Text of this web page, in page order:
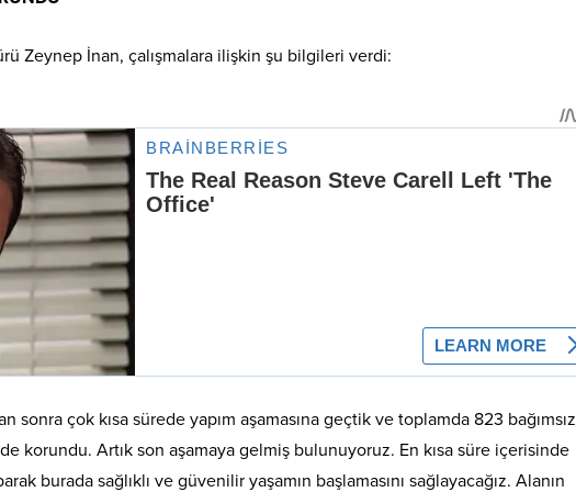
Zeynep İnan, çalışmalara ilişkin şu bilgileri verdi:
sonra çok kısa sürede yapım aşamasına geçtik ve toplamda 823 bağımsız
korundu. Artık son aşamaya gelmiş bulunuyoruz. En kısa süre içerisinde
burada sağlıklı ve güvenilir yaşamın başlamasını sağlayacağız. Alanın